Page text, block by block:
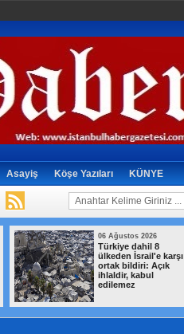
Asayiş Köşe Yazıları KÜNYE
06 Ağustos 2026
Türkiye dahil 8
ülkeden İsrail'e karşı
ortak bildiri: Açık
ihlaldir, kabul
edilemez